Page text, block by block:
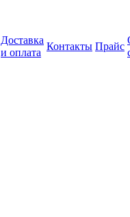
Доставка
и оплата
Контакты Прайс